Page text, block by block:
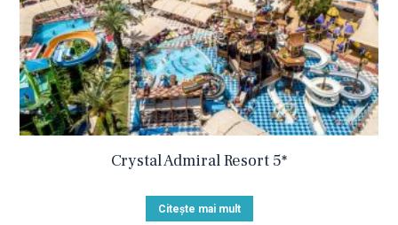
Crystal Admiral Resort 5*
Citește mai mult